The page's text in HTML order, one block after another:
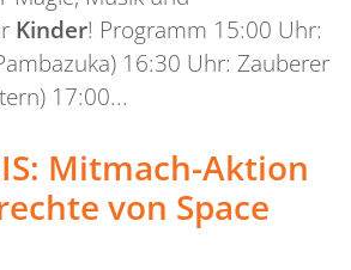
Kinder! Programm 15:00 Uhr:
16:30 Uhr: Zauberer
17:00...
Mitmach-Aktion
von Space